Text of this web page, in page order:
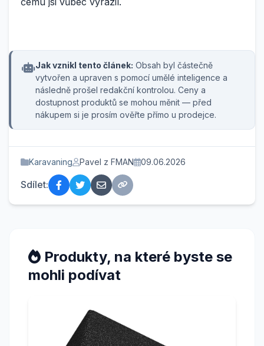
Jak vznikl tento článek: Obsah byl částečně
vytvořen a upraven s pomocí umělé inteligence a
následně prošel redakční kontrolou. Ceny a
dostupnost produktů se mohou měnit — před
nákupem si je prosím ověřte přímo u prodejce.
Karavaning Pavel z FMAN 09.06.2026
Sdílet:
Produkty, na které byste se
mohli podívat